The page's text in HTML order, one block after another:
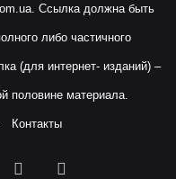
. Ссылка должна быть
либо частичного
(для интернет- изданий) –
половине материала.
Контакты
Instagram